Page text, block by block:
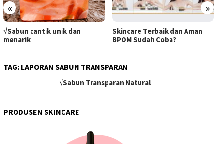
« »
√Sabun cantik unik dan
menarik
Skincare Terbaik dan Aman
BPOM Sudah Coba?
TAG: LAPORAN SABUN TRANSPARAN
√Sabun Transparan Natural
PRODUSEN SKINCARE